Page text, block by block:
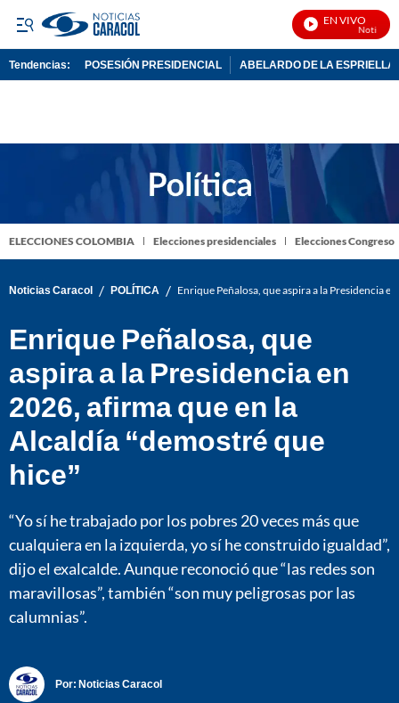
EN VIVO
Noticias
Tendencias: POSESIÓN PRESIDENCIAL ABELARDO DE LA ESPRIELLA
ELECCIONES COLOMBIA Elecciones presidenciales Elecciones Congreso
Noticias Caracol / POLÍTICA / Enrique Peñalosa, que aspira a la Presidencia
Enrique Peñalosa, que
aspira a la Presidencia en
2026, afirma que en la
Alcaldía “demostré que
hice”
“Yo sí he trabajado por los pobres 20 veces más que
cualquiera en la izquierda, yo sí he construido igualdad”,
dijo el exalcalde. Aunque reconoció que “las redes son
maravillosas”, también “son muy peligrosas por las
calumnias”.
Por: Noticias Caracol